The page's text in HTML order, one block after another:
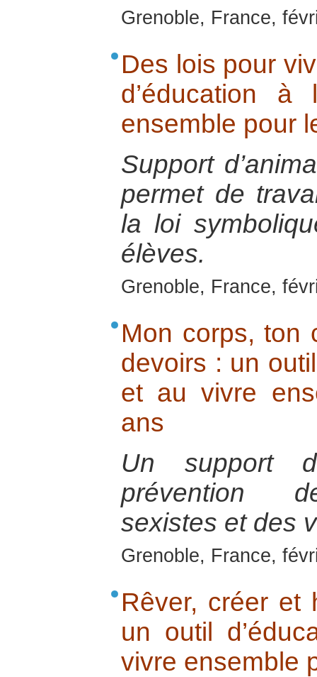
Grenoble, France,
Des lois pour
d’éducation
ensemble pour
Support
permet de
la loi
élèves.
Grenoble, France,
Mon corps, ton
devoirs : un
et au vivre
ans
Un support
prévention
sexistes et des
Grenoble, France,
Rêver, créer et
un outil
vivre ensemble